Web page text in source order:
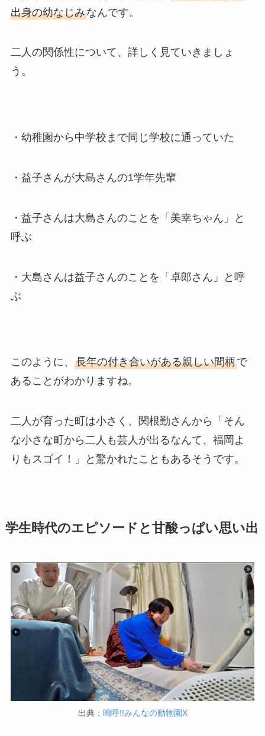
出身の幼なじみなんです。
二人の関係性について、詳しく見ていきましょ
う。
・幼稚園から中学校まで同じ学校に通っていた
・益子さんが大島さんの1学年先輩
・益子さんは大島さんのことを「美幸ちゃん」と
呼ぶ
・大島さんは益子さんのことを「卓郎さん」と呼
ぶ
このように、 長年の付き合いがある親しい間柄で
あることがわかりますね。
二人が育った町は小さく、関根勤さんから「そん
な小さな町から二人も芸人が出るなんて、福岡よ
りもスゴイ！」と驚かれたこともあるそうです。
学生時代のエピソードと甘酸っぱい思い出
出典： 嗚呼!!みんなの動物園X